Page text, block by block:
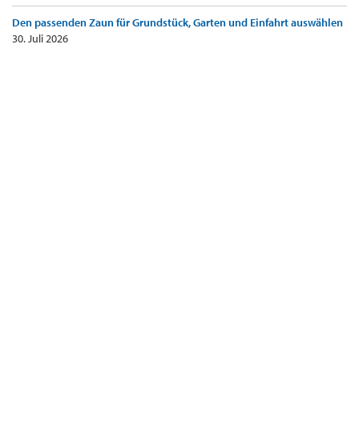
Den passenden Zaun für Grundstück, Garten und Einfahrt auswählen
30. Juli 2026